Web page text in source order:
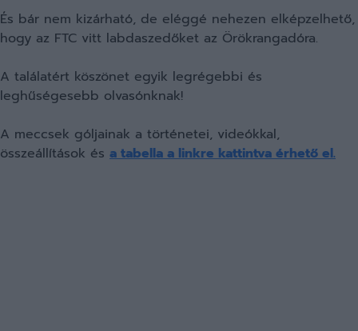
És bár nem kizárható, de eléggé nehezen elképzelhető,
hogy az FTC vitt labdaszedőket az Örökrangadóra.
A találatért köszönet egyik legrégebbi és
leghűségesebb olvasónknak!
A meccsek góljainak a történetei, videókkal,
összeállítások és a tabella a linkre kattintva érhető el.